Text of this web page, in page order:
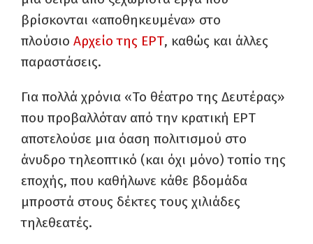
βρίσκονται «αποθηκευμένα» στο
πλούσιο Αρχείο της ΕΡΤ, καθώς και άλλες
παραστάσεις.
Για πολλά χρόνια «Το θέατρο της Δευτέρας»
που προβαλλόταν από την κρατική ΕΡΤ
αποτελούσε μια όαση πολιτισμού στο
άνυδρο τηλεοπτικό (και όχι μόνο) τοπίο της
εποχής, που καθήλωνε κάθε βδομάδα
μπροστά στους δέκτες τους χιλιάδες
τηλεθεατές.